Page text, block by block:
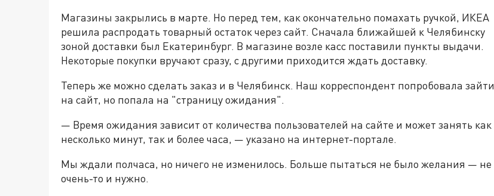
Магазины закрылись в марте. Но перед тем, как окончательно помахать ручкой, ИКЕА
решила распродать товарный остаток через сайт. Сначала ближайшей к Челябинску
зоной доставки был Екатеринбург. В магазине возле касс поставили пункты выдачи.
Некоторые покупки вручают сразу, с другими приходится ждать доставку.
Теперь же можно сделать заказ и в Челябинск. Наш корреспондент попробовала зайти
на сайт, но попала на "страницу ожидания".
— Время ожидания зависит от количества пользователей на сайте и может занять как
несколько минут, так и более часа, — указано на интернет-портале.
Мы ждали полчаса, но ничего не изменилось. Больше пытаться не было желания — не
очень-то и нужно.